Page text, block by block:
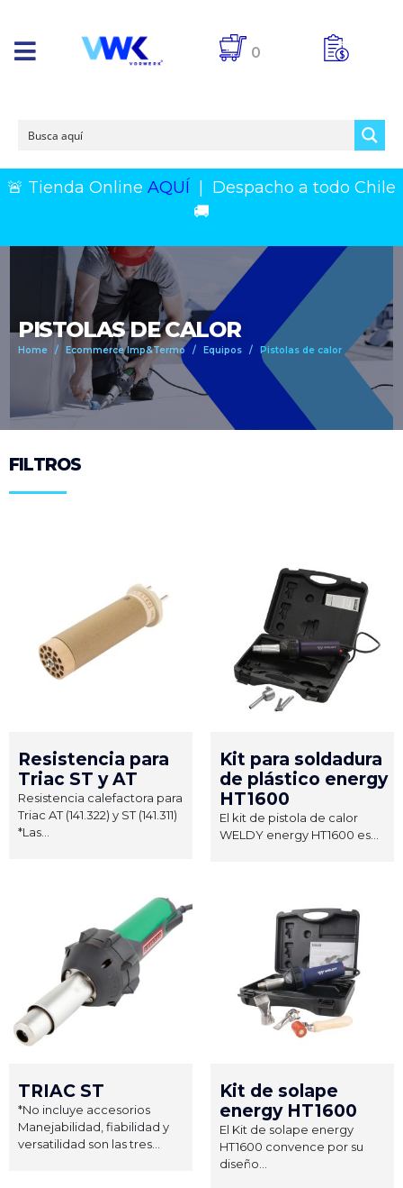
0
🚨 Tienda Online AQUÍ
Despacho a todo Chile
🚚
PISTOLAS DE CALOR
Home Ecommerce Imp&Termo Equipos Pistolas de calor
FILTROS
Resistencia para
Triac ST y AT
Resistencia calefactora para
Triac AT (141.322) y ST (141.311)
*Las...
Kit para soldadura
de plástico energy
HT1600
El kit de pistola de calor
WELDY energy HT1600 es...
TRIAC ST
*No incluye accesorios
Manejabilidad, fiabilidad y
versatilidad son las tres...
Kit de solape
energy HT1600
El Kit de solape energy
HT1600 convence por su
diseño...